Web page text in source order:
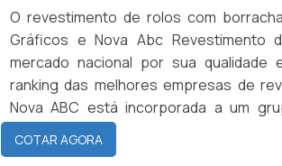
O revestimento de rolos com
Gráficos e Nova Abc Revestimento
mercado nacional por sua qualidade
ranking das melhores empresas de
Nova ABC está incorporada a um
revestimento e na fabricação de
PRINCIPAIS EMPRESASA primeira
COTAR AGORA